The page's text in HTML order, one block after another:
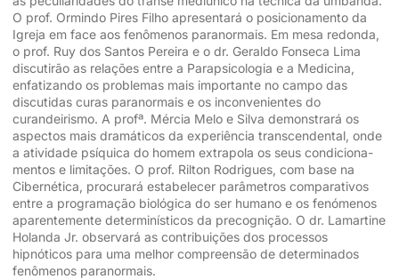
O prof. Ormindo Pires Filho apre­sentará o posicionamento da
Igreja em face aos fenôme­nos paranormais. Em mesa redonda,
o prof. Ruy dos Santos Pereira e o dr. Ge­raldo Fonseca Lima
discuti­rão as relações entre a Pa­rapsicologia e a Medicina,
enfatizando os problemas mais importante no campo das
discutidas curas para­normais e os inconvenientes do
curandeirismo. A profª. Mércia Melo e Silva de­monstrará os
aspectos mais dramáticos da experiência transcendental, onde
a ativi­dade psíquica do homem ex­trapola os seus condiciona­
mentos e limitações. O prof. Rilton Rodrigues, com base na
Cibernética, procurará estabelecer parâmetros com­parativos
entre a programa­ção biológica do ser humano e os fenómenos
aparente­mente determinísticos da precognição. O dr. Lamartine
Holanda Jr. observará as contribuições dos processos
hipnóticos para uma melhor compreensão de determina­dos
fenômenos paranormais.